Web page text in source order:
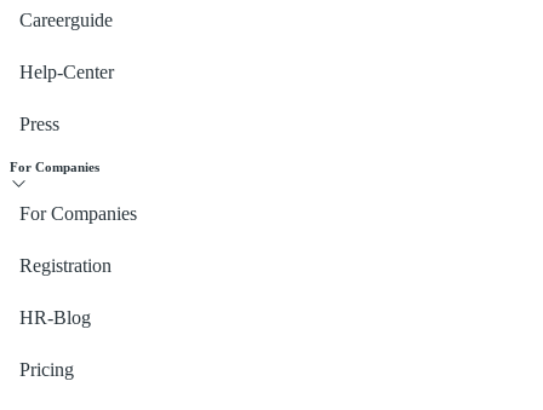
Careerguide
Help-Center
Press
For Companies
For Companies
Registration
HR-Blog
Pricing